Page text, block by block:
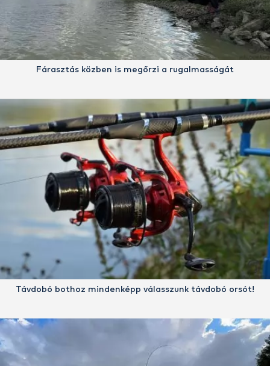
Fárasztás közben is megőrzi a rugalmasságát
Távdobó bothoz mindenképp válasszunk távdobó orsót!